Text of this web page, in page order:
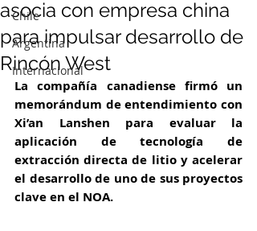
Chile
Argentina
Internacional
asocia con empresa china
para impulsar desarrollo de
Rincón West
La compañía canadiense firmó un
memorándum de entendimiento con
Xi’an Lanshen para evaluar la
aplicación de tecnología de
extracción directa de litio y acelerar
el desarrollo de uno de sus proyectos
clave en el NOA.